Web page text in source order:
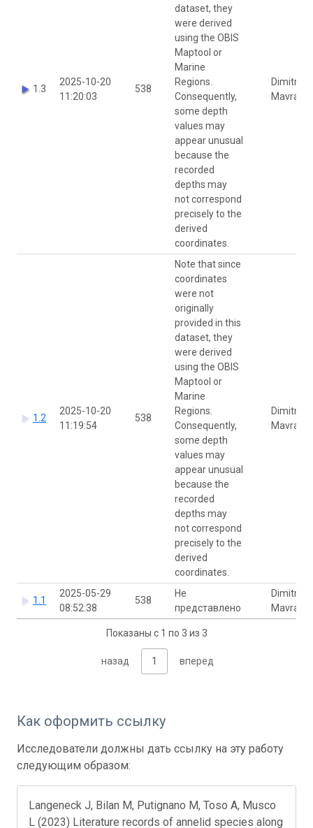
1.3
2025-10-20
11:20:03
538
dataset, they
were derived
using the OBIS
Maptool or
Marine
Regions.
Consequently,
some depth
values may
appear unusual
because the
recorded
depths may
not correspond
precisely to the
derived
coordinates.
Dimitra
Mavraki
1.2
2025-10-20
11:19:54
538
Note that since
coordinates
were not
originally
provided in this
dataset, they
were derived
using the OBIS
Maptool or
Marine
Regions.
Consequently,
some depth
values may
appear unusual
because the
recorded
depths may
not correspond
precisely to the
derived
coordinates.
Dimitra
Mavraki
1.1
2025-05-29
08:52:38
538
Не
представлено
Dimitra
Mavraki
Показаны с 1 по 3 из 3
назад 1 вперед
Как оформить ссылку
Исследователи должны дать ссылку на эту работу
следующим образом:
Langeneck J, Bilan M, Putignano M, Toso A, Musco
L (2023) Literature records of annelid species along